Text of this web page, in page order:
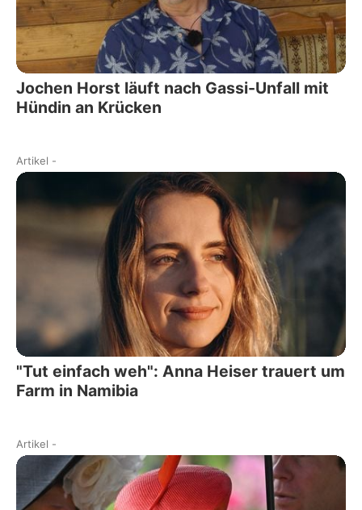
Jochen Horst läuft nach Gassi-Unfall mit
Hündin an Krücken
Artikel -
"Tut einfach weh": Anna Heiser trauert um
Farm in Namibia
Artikel -